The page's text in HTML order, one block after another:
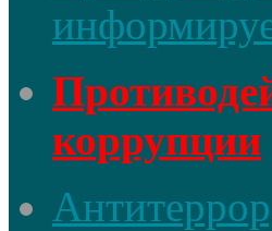
коррупции